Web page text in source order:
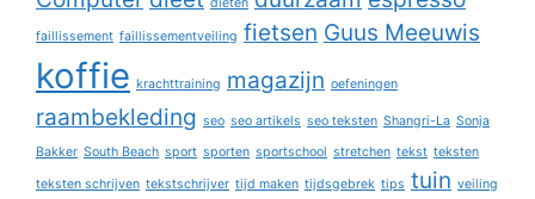
faillissement faillissementveiling fietsen Guus Meeuwis
koffie krachttraining magazijn oefeningen
raambekleding seo seo artikels seo teksten Shangri-La Sonja
Bakker South Beach sport sporten sportschool stretchen tekst teksten
teksten schrijven tekstschrijver tijd maken tijdsgebrek tips tuin veiling